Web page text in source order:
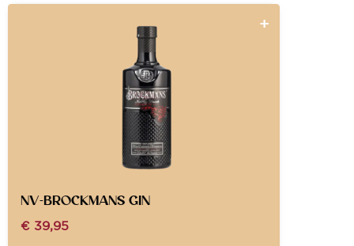
NV-BROCKMANS GIN
€ 39,95